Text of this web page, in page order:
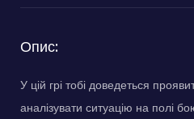
Опис:
У цій грі тобі доведеться
аналізувати ситуацію на полі